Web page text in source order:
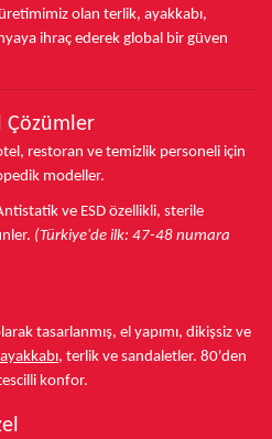
olan terlik, ayakkabı,
ihraç ederek global bir güven
Çözümler
restoran ve temizlik personeli için
modeller.
ve ESD özellikli, sterile
(Türkiye'de ilk: 47-48 numara
tasarlanmış, el yapımı, dikişsiz ve
, terlik ve sandaletler. 80'den
konfor.